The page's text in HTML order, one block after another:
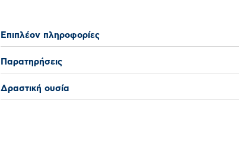
Επιπλέον πληροφορίες
Παρατηρήσεις
Δραστική ουσία